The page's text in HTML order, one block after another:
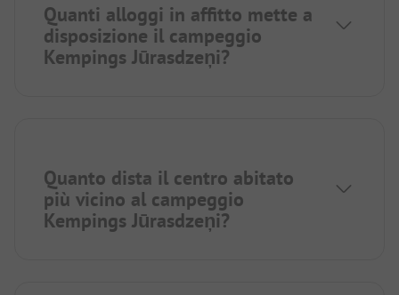
Quanti alloggi in affitto mette a
disposizione il campeggio
Kempings Jūrasdzeņi?
Quanto dista il centro abitato
più vicino al campeggio
Kempings Jūrasdzeņi?